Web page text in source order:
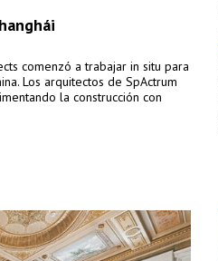
comenzó a trabajar in situ para
Los arquitectos de SpActrum
la construcción con